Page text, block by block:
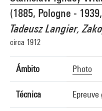
(1885, Pologne -
Tadeusz Langier,
circa 1912
Ámbito Photo
Técnica
GrandPalaisRmn
Referencia de la imagen : 4Y07812
Difusión de la imagen :